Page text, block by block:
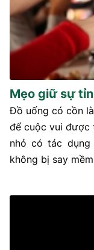
Mẹo giữ sự
Đồ uống có cồn
để cuộc vui được
nhỏ có tác
không bị say